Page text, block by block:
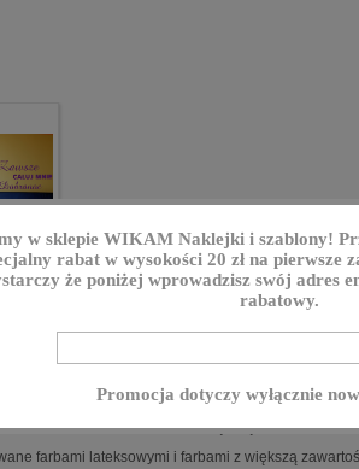
w sklepie WIKAM Naklejki i szablony!
rabat w wysokości 20 zł na pierwsze
że poniżej wprowadzisz swój adres
rabatowy.
Promocja dotyczy wyłącznie
Jak naklejać Opcje i
z kategorii " Napisy na ścianę " są
farbami lateksowymi i farbami z większą